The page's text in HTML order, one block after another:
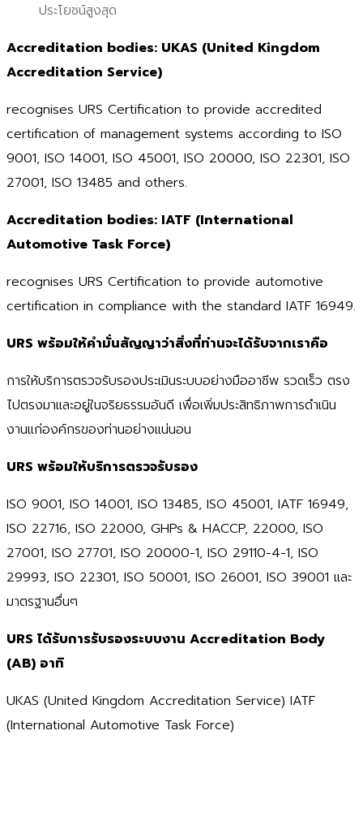
ประโยชน์สูงสุด
Accreditation bodies: UKAS (United Kingdom
Accreditation Service)
recognises URS Certification to provide accredited
certification of management systems according to ISO
9001, ISO 14001, ISO 45001, ISO 20000, ISO 22301, ISO
27001, ISO 13485 and others.
Accreditation bodies: IATF (International
Automotive Task Force)
recognises URS Certification to provide automotive
certification in compliance with the standard IATF 16949.
URS พร้อมให้คำมั่นสัญญาว่าสิ่งที่ท่านจะได้รับจากเราคือ
การให้บริการตรวจรับรองประเมินระบบอย่างมืออาชีพ รวดเร็ว ตรง
ไปตรงมาและอยู่ในจริยธรรมอันดี เพื่อเพิ่มประสิทธิภาพการดำเนิน
งานแก่องค์กรของท่านอย่างแน่นอน
URS พร้อมให้บริการตรวจรับรอง
ISO 9001, ISO 14001, ISO 13485, ISO 45001, IATF 16949,
ISO 22716, ISO 22000, GHPs & HACCP, 22000, ISO
27001, ISO 27701, ISO 20000-1, ISO 29110-4-1, ISO
29993, ISO 22301, ISO 50001, ISO 26001, ISO 39001 และ
มาตรฐานอื่นๆ
URS ได้รับการรับรองระบบงาน Accreditation Body
(AB) อาทิ
UKAS (United Kingdom Accreditation Service) IATF
(International Automotive Task Force)